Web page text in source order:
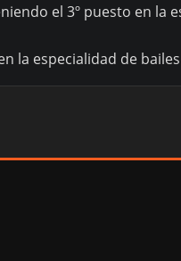
el 3º puesto en la
la especialidad de